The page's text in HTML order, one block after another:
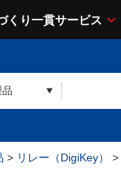
くり一貫サービス
> リレー（DigiKey） >